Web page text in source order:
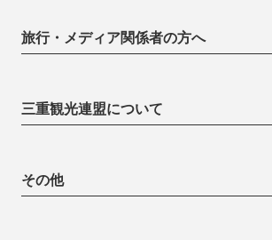
旅行・メディア関係者の方へ
三重観光連盟について
その他